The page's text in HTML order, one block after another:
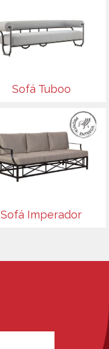
Sofá Tuboo
Sofá Imperador